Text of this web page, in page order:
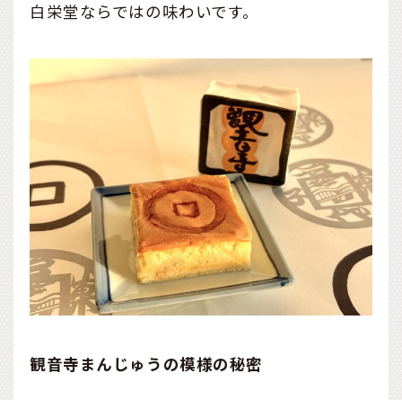
白栄堂ならではの味わいです。
観音寺まんじゅうの模様の秘密